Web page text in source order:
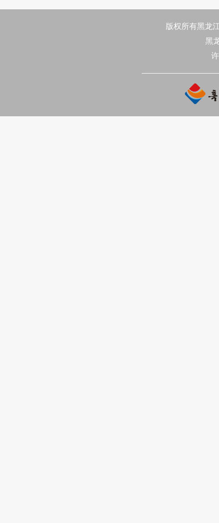
로 국가의 중요한 상징이다.
어문자로 사용해야 하며 중
필요한 경우에는 동시에 국
통용언어문자 보급 주간으로
版权所有黑龙
黑